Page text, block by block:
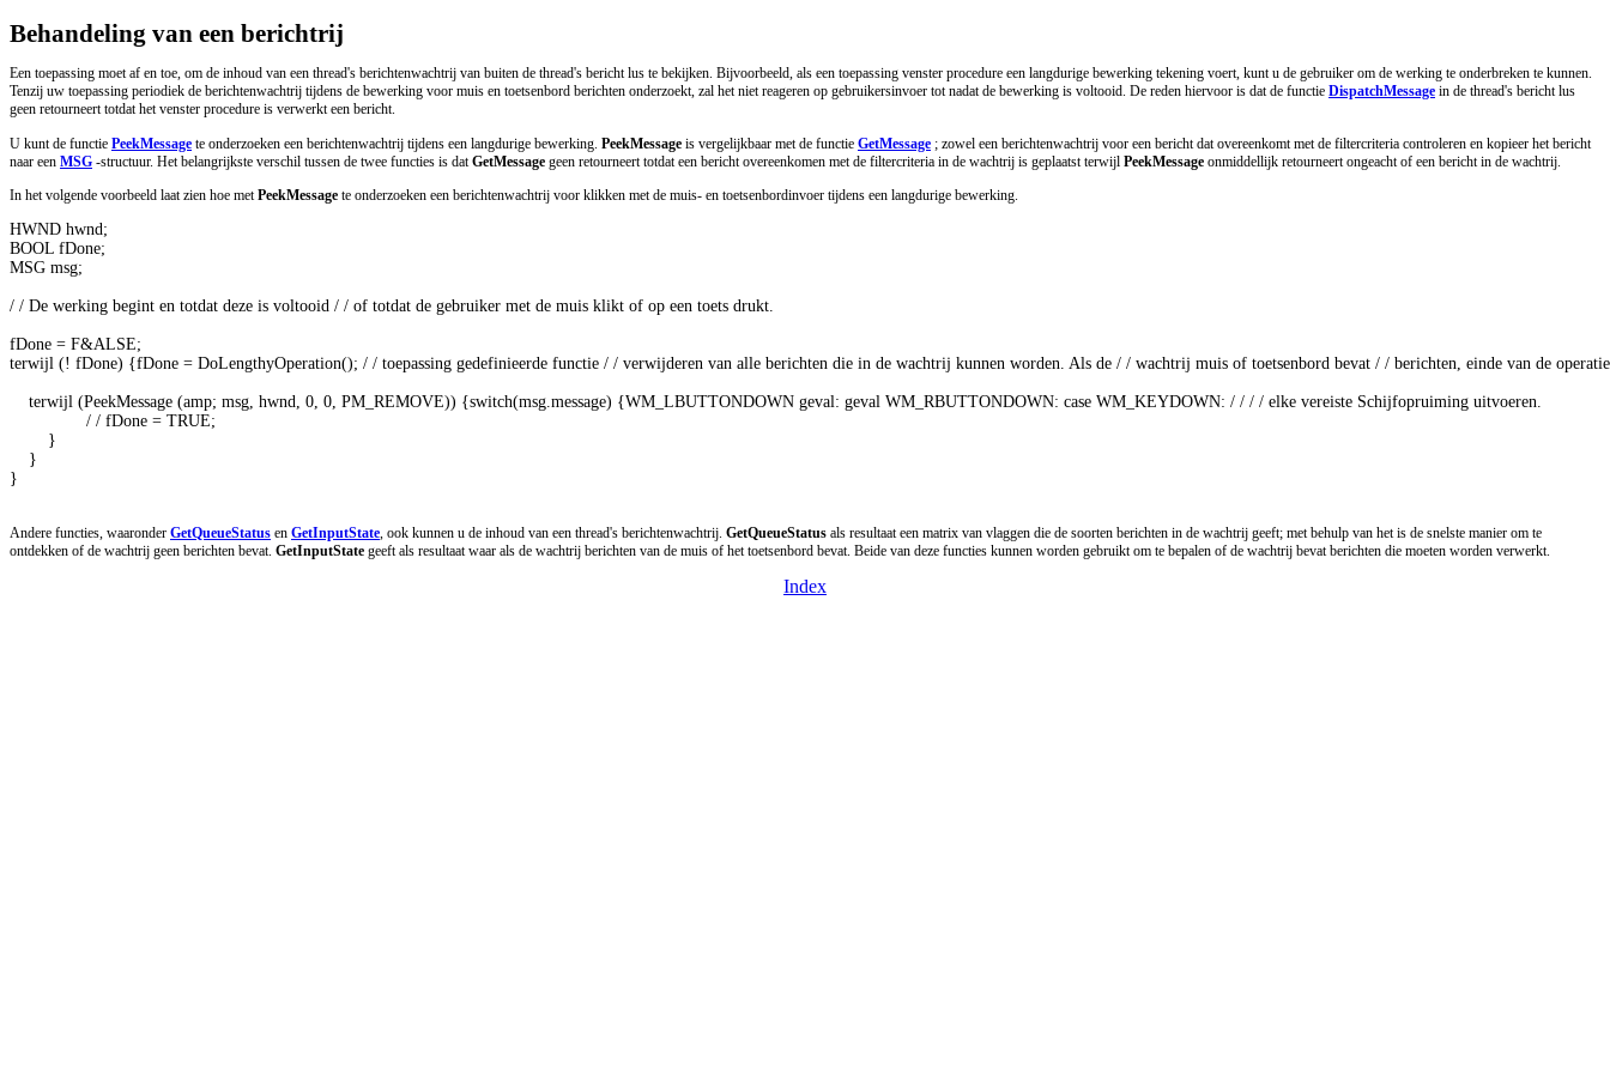
Behandeling van een berichtrij
Een toepassing moet af en toe, om de inhoud van een thread's berichtenwachtrij van buiten de thread's bericht lus te bekijken. Bijvoorbeeld, als een toepassing venster procedure een langdurige bewerking tekening voert, kunt u de gebruiker om de werking te onderbreken te kunnen.
Tenzij uw toepassing periodiek de berichtenwachtrij tijdens de bewerking voor muis en toetsenbord berichten onderzoekt, zal het niet reageren op gebruikersinvoer tot nadat de bewerking is voltooid. De reden hiervoor is dat de functie DispatchMessage in de thread's bericht lus
geen retourneert totdat het venster procedure is verwerkt een bericht.
U kunt de functie PeekMessage te onderzoeken een berichtenwachtrij tijdens een langdurige bewerking. PeekMessage is vergelijkbaar met de functie GetMessage ; zowel een berichtenwachtrij voor een bericht dat overeenkomt met de filtercriteria controleren en kopieer het bericht
naar een MSG -structuur. Het belangrijkste verschil tussen de twee functies is dat GetMessage geen retourneert totdat een bericht overeenkomen met de filtercriteria in de wachtrij is geplaatst terwijl PeekMessage onmiddellijk retourneert ongeacht of een bericht in de wachtrij.
In het volgende voorbeeld laat zien hoe metPeekMessage te onderzoeken een berichtenwachtrij voor klikken met de muis- en toetsenbordinvoer tijdens een langdurige bewerking.
HWND hwnd;
BOOL fDone;
MSG msg;
/ / De werking begint en totdat deze is voltooid / / of totdat de gebruiker met de muis klikt of op een toets drukt.
fDone = F&ALSE;
terwijl (! fDone) {fDone = DoLengthyOperation(); / / toepassing gedefinieerde functie / / verwijderen van alle berichten die in de wachtrij kunnen worden. Als de / / wachtrij muis of toetsenbord bevat / / berichten, einde van de
    terwijl (PeekMessage (amp; msg, hwnd, 0, 0, PM_REMOVE)) {switch(msg.message) {WM_LBUTTONDOWN geval: geval WM_RBUTTONDOWN: case WM_KEYDOWN: / / / / elke vereiste Schijfopruiming uitvoeren.
                / / fDone = TRUE;
        }
    }
}
Andere functies, waaronder GetQueueStatus en GetInputState , ook kunnen u de inhoud van een thread's berichtenwachtrij. GetQueueStatus als resultaat een matrix van vlaggen die de soorten berichten in de wachtrij geeft; met behulp van het is de snelste manier om te
ontdekken of de wachtrij geen berichten bevat. GetInputState geeft als resultaat waar als de wachtrij berichten van de muis of het toetsenbord bevat. Beide van deze functies kunnen worden gebruikt om te bepalen of de wachtrij bevat berichten die moeten worden verwerkt.
Index